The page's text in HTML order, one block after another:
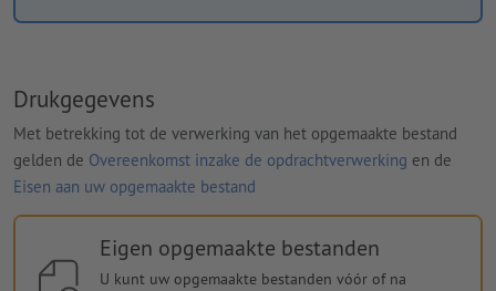
Drukgegevens
Met betrekking tot de verwerking van het opgemaakte bestand
gelden de Overeenkomst inzake de opdrachtverwerking en de
Eisen aan uw opgemaakte bestand
Eigen opgemaakte bestanden
U kunt uw opgemaakte bestanden vóór of na